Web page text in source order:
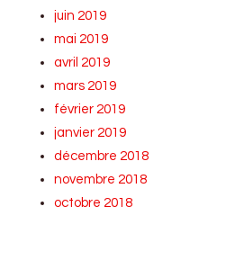
juin 2019
mai 2019
avril 2019
mars 2019
février 2019
janvier 2019
décembre 2018
novembre 2018
octobre 2018